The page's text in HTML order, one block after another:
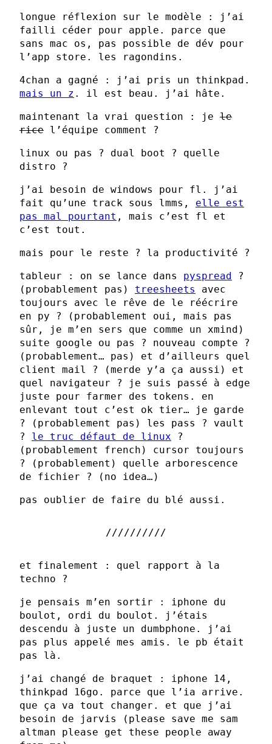
longue réflexion sur le modèle : j’ai
failli céder pour apple. parce que
sans mac os, pas possible de dév pour
l’app store. les ragondins.
4chan a gagné : j’ai pris un thinkpad.
mais un z . il est beau. j’ai hâte.
maintenant la vrai question : je le
rice l’équipe comment ?
linux ou pas ? dual boot ? quelle
distro ?
j’ai besoin de windows pour fl. j’ai
fait qu’une track sous lmms, elle est
pas mal pourtant , mais c’est fl et
c’est tout.
mais pour le reste ? la productivité ?
tableur : on se lance dans pyspread ?
(probablement pas) treesheets
avec
toujours avec le rêve de le réécrire
en py ? (probablement oui, mais pas
sûr, je m’en sers que comme un xmind)
suite google ou pas ? nouveau compte ?
(probablement… pas) et d’ailleurs quel
client mail ? (merde y’a ça aussi) et
quel navigateur ? je suis passé à edge
juste pour farmer des tokens. en
enlevant tout c’est ok tier… je garde
? (probablement pas) les pass ? vault
? le truc défaut de linux ?
(probablement french) cursor toujours
? (probablement) quelle arborescence
de fichier ? (no idea…)
pas oublier de faire du blé aussi.
et finalement : quel rapport à la
techno ?
je pensais m’en sortir : iphone du
boulot, ordi du boulot. j’étais
descendu à juste un dumbphone. j’ai
pas plus appelé mes amis. le pb était
pas là.
j’ai changé de braquet : iphone 14,
thinkpad 16go. parce que l’ia arrive.
que ça va tout changer. et que j’ai
besoin de jarvis (please save me sam
altman please get these people away